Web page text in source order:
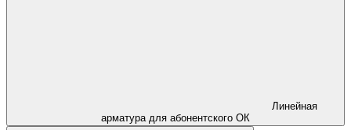
Линейная
арматура для абонентского ОК